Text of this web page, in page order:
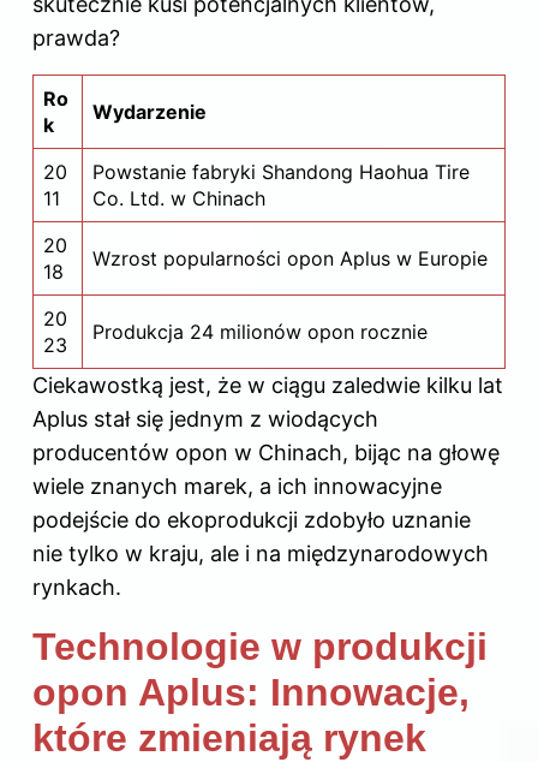
prawda?
Ro
k
Wydarzenie
20
11
Powstanie fabryki Shandong Haohua Tire
Co. Ltd. w Chinach
20
18
Wzrost popularności opon Aplus w Europie
20
23
Produkcja 24 milionów opon rocznie
Ciekawostką jest, że w ciągu zaledwie kilku lat
Aplus stał się jednym z wiodących
producentów opon w Chinach, bijąc na głowę
wiele znanych marek, a ich innowacyjne
podejście do ekoprodukcji zdobyło uznanie
nie tylko w kraju, ale i na międzynarodowych
rynkach.
Technologie w produkcji
opon Aplus: Innowacje,
które zmieniają rynek